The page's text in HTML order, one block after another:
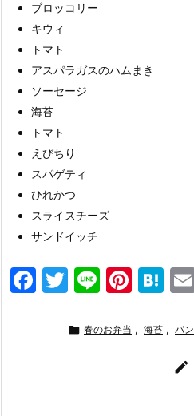
ブロッコリー
キウィ
トマト
アスパラガスのハムまき
ソーセージ
海苔
トマト
えびちり
スパゲティ
ひれかつ
スライスチーズ
サンドイッチ
F
T
itt
Li
e
Pi
er
H
e
a
 春のお弁当 , 海苔 , パン
